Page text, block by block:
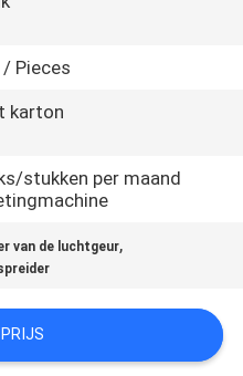
/ Pieces
karton
stukken per maand
van de luchtgeur,